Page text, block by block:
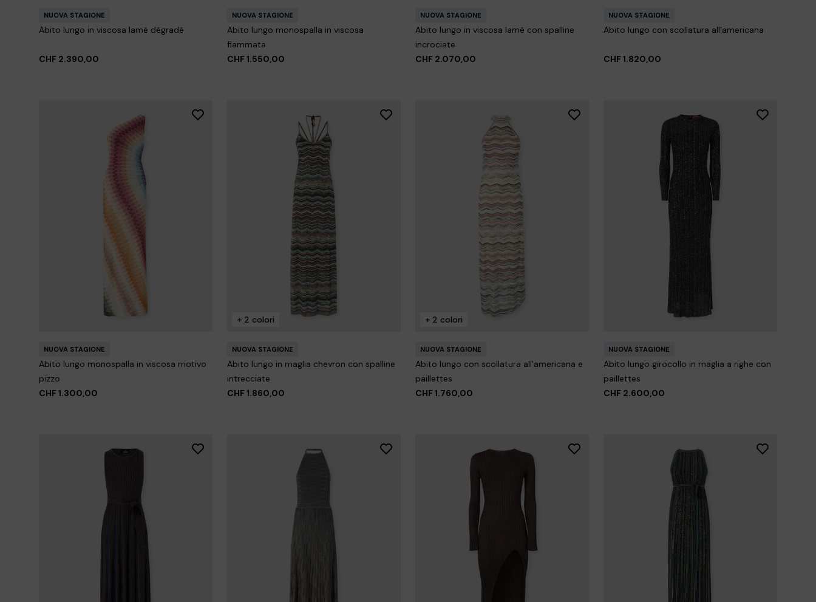
NUOVA STAGIONE
Abito lungo in viscosa lamé dégradé
CHF 2.390,00
NUOVA STAGIONE
Abito lungo monospalla in viscosa
fiammata
CHF 1.550,00
NUOVA STAGIONE
Abito lungo in viscosa lamé con spalline
incrociate
CHF 2.070,00
NUOVA STAGIONE
Abito lungo con scollatura all'americana
CHF 1.820,00
NUOVA STAGIONE
Abito lungo monospalla in viscosa motivo
pizzo
CHF 1.300,00
+ 2 colori
NUOVA STAGIONE
Abito lungo in maglia chevron con spalline
intrecciate
CHF 1.860,00
+ 2 colori
NUOVA STAGIONE
Abito lungo con scollatura all'americana e
paillettes
CHF 1.760,00
NUOVA STAGIONE
Abito lungo girocollo in maglia a righe con
paillettes
CHF 2.600,00
CHF 1.130,00
NUOVA STAGIONE
Abito lungo in viscosa lamé con spalline
incrociate
Abito lungo in viscosa e cotone lamé
CHF 868,00
CHF 1.240,00
T-shirt a maniche lunghe con motivo zig